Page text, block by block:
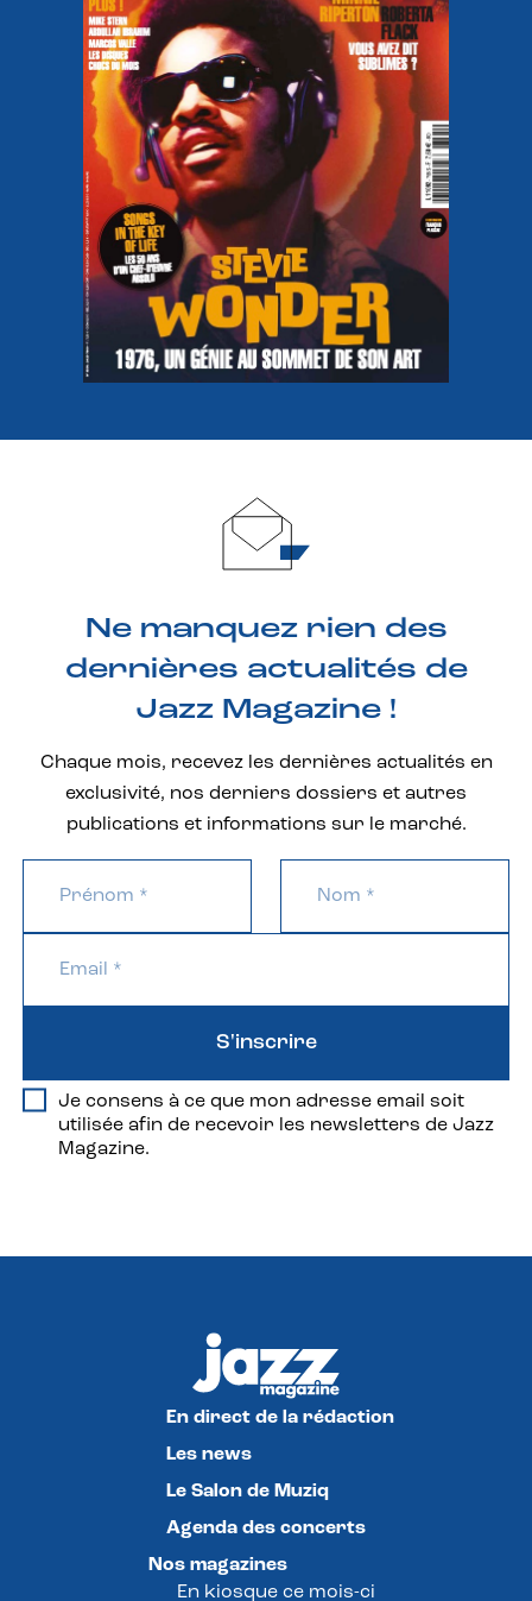
Ne manquez rien des
dernières actualités de
Jazz Magazine !
Chaque mois, recevez les dernières actualités en
exclusivité, nos derniers dossiers et autres
publications et informations sur le marché.
Je consens à ce que mon adresse email soit
utilisée afin de recevoir les newsletters de Jazz
Magazine.
S'inscrire
En direct de la rédaction
Les news
Le Salon de Muziq
Agenda des concerts
Nos magazines
En kiosque ce mois-ci